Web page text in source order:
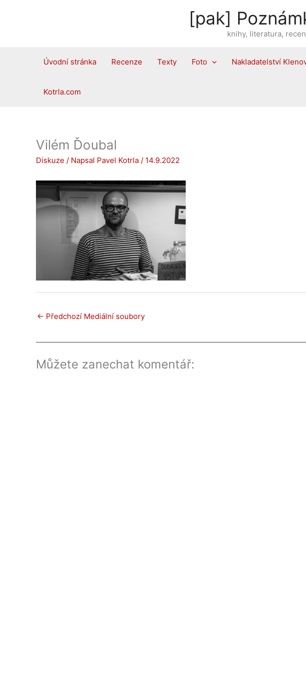
[pak]
knihy, literatura,
Úvodní stránka Recenze Texty Foto Nakladatelství
Kotrla.com
Vilém Ďoubal
Diskuze / Napsal Pavel Kotrla / 14.9.2022
← Předchozí Mediální soubory
Můžete zanechat komentář: